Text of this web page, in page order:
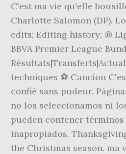
C'est ma vie qu'elle
Charlotte Salomon (DP).
edits; Editing history; ®
BBVA Premier League
techniques ⚽ Cancion
confié sans pudeur.
no los seleccionamos ni
pueden contener términos
inapropiados.
the Christmas season. ma